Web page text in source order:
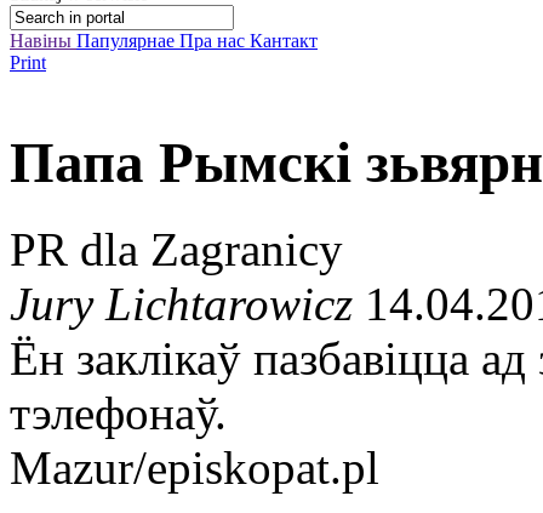
Навіны Папулярнае Пра нас Кантакт
Print
Папа Рымскі
PR dla Zagranicy
Jury Lichtarowicz
Ён заклікаў пазбавіцца
тэлефонаў.
Mazur/episkopat.pl